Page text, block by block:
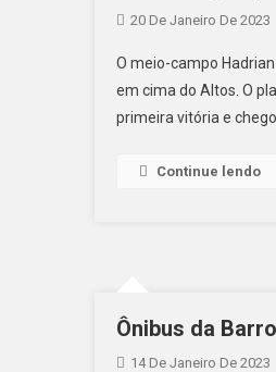
20 De Janeiro De 2023
O meio-campo
em cima do Altos. O
primeira vitória e
Continue lendo
Ônibus da
14 De Janeiro De 2023